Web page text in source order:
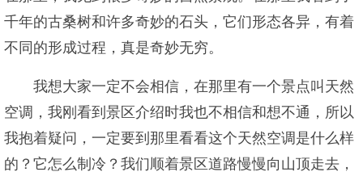
千年的古桑树和许多奇妙的石头，它们形态各异，有着
不同的形成过程，真是奇妙无穷。
我想大家一定不会相信，在那里有一个景点叫天然
空调，我刚看到景区介绍时我也不相信和想不通，所以
我抱着疑问，一定要到那里看看这个天然空调是什么样
的？它怎么制冷？我们顺着景区道路慢慢向山顶走去，